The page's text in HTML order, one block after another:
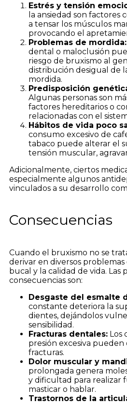
Estrés y tensión
la ansiedad son factores
a tensar los músculos
provocando el
Problemas de mordida:
dental o maloclusión
riesgo de bruxismo al
distribución desigual de
mordida.
Predisposición
Algunas personas son
factores hereditarios o
relacionadas con el
Hábitos de vida poco
consumo excesivo de
tabaco puede alterar el
tensión muscular,
Adicionalmente, ciertos
especialmente algunos
vinculados a su desarrollo
Consecuencias
Cuando el bruxismo no se
derivar en diversos
bucal y la calidad de vida. Las
consecuencias son:
Desgaste del esmalte
constante deteriora la
dientes, dejándolos
sensibilidad.
Fracturas dentales:Los
presión excesiva pueden
fracturas.
Dolor muscular y
prolongada genera
y dificultad para realizar
masticar o hablar.
Trastornos de la